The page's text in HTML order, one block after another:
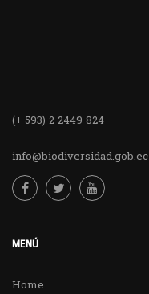
(+ 593) 2 2449 824
info@biodiversidad.gob.ec
MENÚ
Home